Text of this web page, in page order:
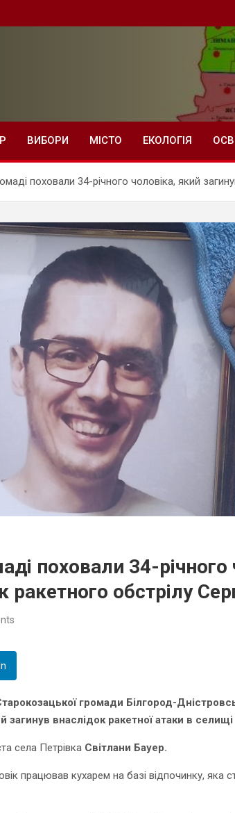
ВИБОРИ МІСТО ЕКОЛОГІЯ
поховали 34-річного чоловіка, який
поховали 34-річного
обстрілу
громади Білгород-
внаслідок ракетної атаки в селищі
села Петрівка Світлани Бауер.
працював кухарем на базі відпочинку, яка